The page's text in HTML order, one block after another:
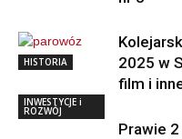
HISTORIA
2025 w
film i
INWESTYCJE i
ROZWÓJ
Prawie